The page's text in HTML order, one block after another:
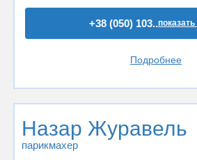
+38 (050) 103..
Подробнее
Назар Журавель
парикмахер